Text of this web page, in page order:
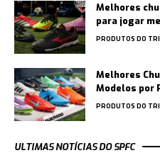
Melhores
para jogar
PRODUTOS DO
Melhores
Modelos por
PRODUTOS DO
ULTIMAS NOTÍCIAS DO SPFC